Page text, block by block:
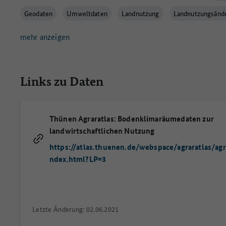
Geodaten Umweltdaten Landnutzung
mehr anzeigen
Links zu Daten
Thünen Agraratlas: Bodenklimaräumedaten zur
landwirtschaftlichen Nutzung
https://atlas.thuenen.de/webspace/agraratlas/
ndex.html?LP=3
Letzte Änderung: 02.06.2021